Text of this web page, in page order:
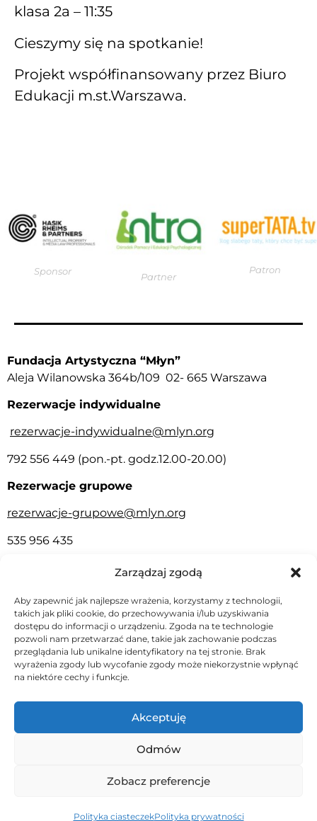
Zarządzaj zgodą
Aby zapewnić jak najlepsze wrażenia, korzystamy z technologii,
takich jak pliki cookie, do przechowywania i/lub uzyskiwania
dostępu do informacji o urządzeniu. Zgoda na te technologie
pozwoli nam przetwarzać dane, takie jak zachowanie podczas
przeglądania lub unikalne identyfikatory na tej stronie. Brak
wyrażenia zgody lub wycofanie zgody może niekorzystnie wpłynąć
na niektóre cechy i funkcje.
Akceptuję
Odmów
Zobacz preferencje
Polityka ciasteczekPolityka prywatności
klasa 2a – 11:35
Cieszymy się na spotkanie!
Projekt współfinansowany przez Biuro
Edukacji m.st.Warszawa.
Sponsor
Partner
Patron
Fundacja Artystyczna “Młyn”
Aleja Wilanowska 364b/109 02- 665 Warszawa
Rezerwacje indywidualne
rezerwacje-indywidualne@mlyn.org
792 556 449 (pon.-pt. godz.12.00-20.00)
Rezerwacje grupowe
rezerwacje-grupowe@mlyn.org
535 956 435
Gramy w Warszawie:
Wsparcie fundacji
888 149 888
fundacjamlyn.mlynek@gmail.com
INSTAGRAM
Bilety na nasze przedstawienia kupisz na: